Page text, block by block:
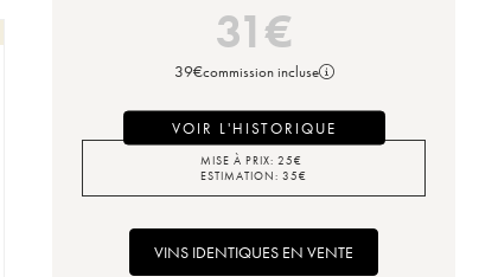
31€
39€commission incluse
VOIR L'HISTORIQUE
MISE À PRIX: 25€
ESTIMATION: 35€
VINS IDENTIQUES EN VENTE